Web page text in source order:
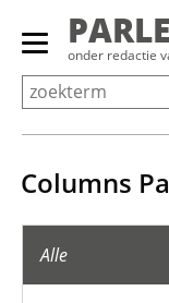
Overslaan
Primair
menu
tonen/verbergen
onder redactie
Columns
Alle